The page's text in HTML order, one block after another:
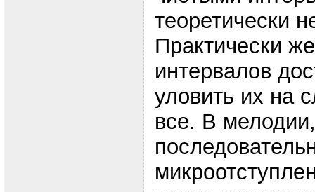
теоретически
Практически
интервалов
уловить их на
все. В